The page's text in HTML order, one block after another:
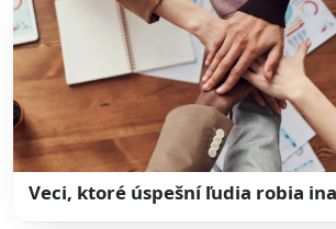
Veci, ktoré úspešní ľudia robia